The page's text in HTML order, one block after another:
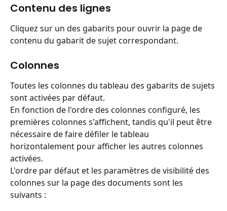
Contenu des lignes
Cliquez sur un des gabarits pour ouvrir la page de
contenu du gabarit de sujet correspondant.
Colonnes
Toutes les colonnes du tableau des gabarits de sujets
sont activées par défaut.
En fonction de l'ordre des colonnes configuré, les
premières colonnes s'affichent, tandis qu'il peut être
nécessaire de faire défiler le tableau
horizontalement pour afficher les autres colonnes
activées.
L'ordre par défaut et les paramètres de visibilité des
colonnes sur la page des documents sont les
suivants :